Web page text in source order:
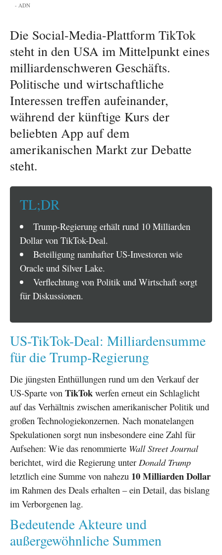
ADN
Die Social-Media-Plattform TikTok
steht in den USA im Mittelpunkt eines
milliardenschweren Geschäfts.
Politische und wirtschaftliche
Interessen treffen aufeinander,
während der künftige Kurs der
beliebten App auf dem
amerikanischen Markt zur Debatte
steht.
TL;DR
Trump-Regierung erhält rund 10 Milliarden
Dollar von TikTok-Deal.
Beteiligung namhafter US-Investoren wie
Oracle und Silver Lake.
Verflechtung von Politik und Wirtschaft sorgt
für Diskussionen.
US-TikTok-Deal: Milliardensumme
für die Trump-Regierung
Die jüngsten Enthüllungen rund um den Verkauf der
US-Sparte von TikTok werfen erneut ein Schlaglicht
auf das Verhältnis zwischen amerikanischer Politik und
großen Technologiekonzernen. Nach monatelangen
Spekulationen sorgt nun insbesondere eine Zahl für
Aufsehen: Wie das renommierte Wall Street Journal
berichtet, wird die Regierung unter Donald Trump
letztlich eine Summe von nahezu 10 Milliarden Dollar
im Rahmen des Deals erhalten – ein Detail, das bislang
im Verborgenen lag.
Bedeutende Akteure und
außergewöhnliche Summen